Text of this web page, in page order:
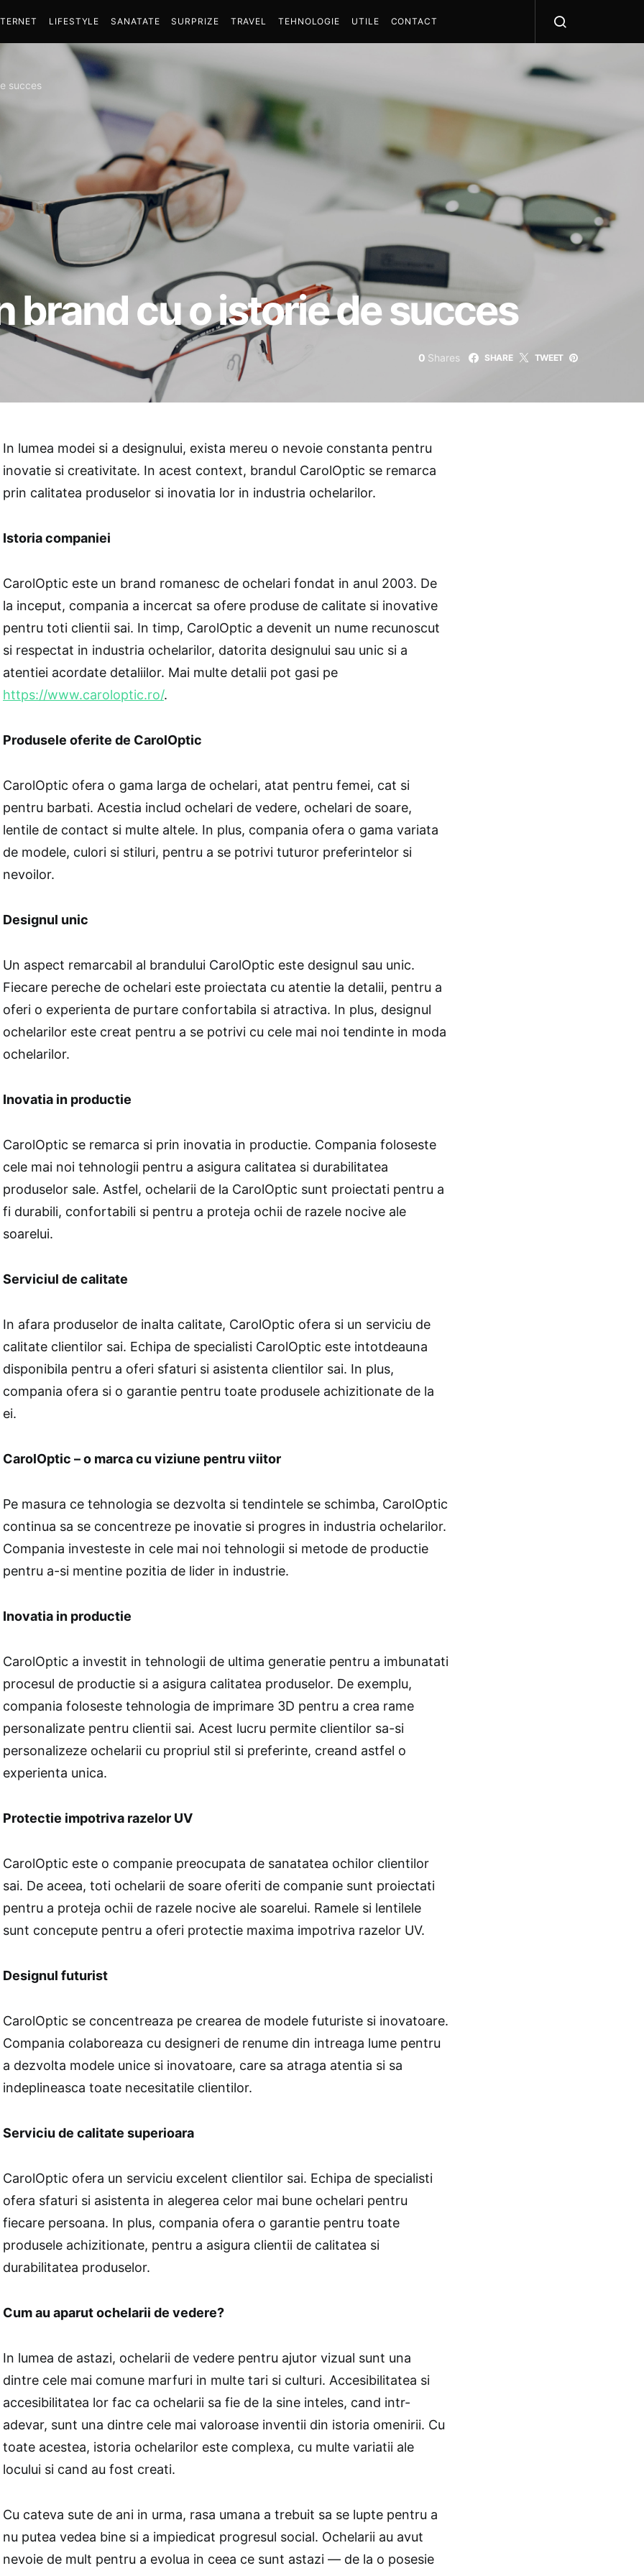
LIFESTYLE SANATATE SURPRIZE TRAVEL TEHNOLOGIE UTILE CONTACT
succes
brand cu o istorie de succes
0 Shares SHARE TWEET
In lumea modei si a designului, exista mereu o nevoie constanta pentru
inovatie si creativitate. In acest context, brandul CarolOptic se remarca
prin calitatea produselor si inovatia lor in industria ochelarilor.
Istoria companiei
CarolOptic este un brand romanesc de ochelari fondat in anul 2003. De
la inceput, compania a incercat sa ofere produse de calitate si inovative
pentru toti clientii sai. In timp, CarolOptic a devenit un nume recunoscut
si respectat in industria ochelarilor, datorita designului sau unic si a
atentiei acordate detaliilor. Mai multe detalii pot gasi pe
https://www.caroloptic.ro/.
Produsele oferite de CarolOptic
CarolOptic ofera o gama larga de ochelari, atat pentru femei, cat si
pentru barbati. Acestia includ ochelari de vedere, ochelari de soare,
lentile de contact si multe altele. In plus, compania ofera o gama variata
de modele, culori si stiluri, pentru a se potrivi tuturor preferintelor si
nevoilor.
Designul unic
Un aspect remarcabil al brandului CarolOptic este designul sau unic.
Fiecare pereche de ochelari este proiectata cu atentie la detalii, pentru a
oferi o experienta de purtare confortabila si atractiva. In plus, designul
ochelarilor este creat pentru a se potrivi cu cele mai noi tendinte in moda
ochelarilor.
Inovatia in productie
CarolOptic se remarca si prin inovatia in productie. Compania foloseste
cele mai noi tehnologii pentru a asigura calitatea si durabilitatea
produselor sale. Astfel, ochelarii de la CarolOptic sunt proiectati pentru a
fi durabili, confortabili si pentru a proteja ochii de razele nocive ale
soarelui.
Serviciul de calitate
In afara produselor de inalta calitate, CarolOptic ofera si un serviciu de
calitate clientilor sai. Echipa de specialisti CarolOptic este intotdeauna
disponibila pentru a oferi sfaturi si asistenta clientilor sai. In plus,
compania ofera si o garantie pentru toate produsele achizitionate de la
ei.
CarolOptic – o marca cu viziune pentru viitor
Pe masura ce tehnologia se dezvolta si tendintele se schimba, CarolOptic
continua sa se concentreze pe inovatie si progres in industria ochelarilor.
Compania investeste in cele mai noi tehnologii si metode de productie
pentru a-si mentine pozitia de lider in industrie.
Inovatia in productie
CarolOptic a investit in tehnologii de ultima generatie pentru a imbunatati
procesul de productie si a asigura calitatea produselor. De exemplu,
compania foloseste tehnologia de imprimare 3D pentru a crea rame
personalizate pentru clientii sai. Acest lucru permite clientilor sa-si
personalizeze ochelarii cu propriul stil si preferinte, creand astfel o
experienta unica.
Protectie impotriva razelor UV
CarolOptic este o companie preocupata de sanatatea ochilor clientilor
sai. De aceea, toti ochelarii de soare oferiti de companie sunt proiectati
pentru a proteja ochii de razele nocive ale soarelui. Ramele si lentilele
sunt concepute pentru a oferi protectie maxima impotriva razelor UV.
Designul futurist
CarolOptic se concentreaza pe crearea de modele futuriste si inovatoare.
Compania colaboreaza cu designeri de renume din intreaga lume pentru
a dezvolta modele unice si inovatoare, care sa atraga atentia si sa
indeplineasca toate necesitatile clientilor.
Serviciu de calitate superioara
CarolOptic ofera un serviciu excelent clientilor sai. Echipa de specialisti
ofera sfaturi si asistenta in alegerea celor mai bune ochelari pentru
fiecare persoana. In plus, compania ofera o garantie pentru toate
produsele achizitionate, pentru a asigura clientii de calitatea si
durabilitatea produselor.
Cum au aparut ochelarii de vedere?
In lumea de astazi, ochelarii de vedere pentru ajutor vizual sunt una
dintre cele mai comune marfuri in multe tari si culturi. Accesibilitatea si
accesibilitatea lor fac ca ochelarii sa fie de la sine inteles, cand intr-
adevar, sunt una dintre cele mai valoroase inventii din istoria omenirii. Cu
toate acestea, istoria ochelarilor este complexa, cu multe variatii ale
locului si cand au fost creati.
Cu cateva sute de ani in urma, rasa umana a trebuit sa se lupte pentru a
nu putea vedea bine si a impiedicat progresul social. Ochelarii au avut
nevoie de mult pentru a evolua in ceea ce sunt astazi — de la o posesie